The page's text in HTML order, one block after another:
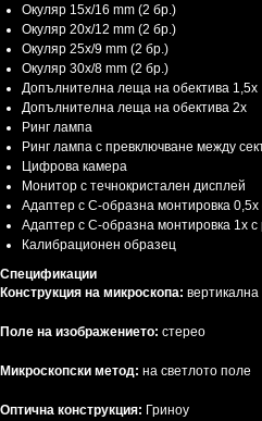
Окуляр 15x/16 mm (2 бр.)
Окуляр 20x/12 mm (2 бр.)
Окуляр 25x/9 mm (2 бр.)
Окуляр 30x/8 mm (2 бр.)
Допълнителнa леща на обектива 1,5x
Допълнителнa леща на обектива 2x
Ринг лампа
Ринг лампа с превключване между
Цифрова камера
Монитор с течнокристален дисплей
Адаптер с C-образна монтировка
Адаптер с C-образна монтировка 1x
Калибрационен образец
Спецификации
Конструкция на микроскопа: вертикална
Поле на изображението: стерео
Микроскопски метод: на светлото поле
Оптична конструкция: Гриноу